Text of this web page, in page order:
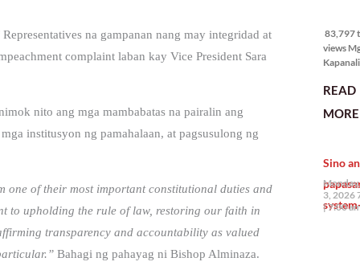
na gampanan nang may integridad at
complaint laban kay Vice President Sara
nito ang mga mambabatas na pairalin ang
institusyon ng pamahalaan, at pagsusulong ng
one of their most important constitutional duties and
to upholding the rule of law, restoring our faith in
transparency and accountability as valued
Bahagi ng pahayag ni Bishop Alminaza.
83,797
views
Japanese
the
bahay
READ
MORE
Sino
3, 2026
7:00